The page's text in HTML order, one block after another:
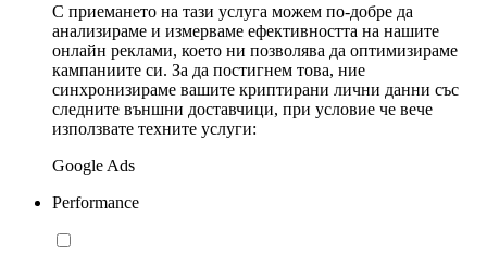
С приемането на тази услуга можем по-добре да
анализираме и измерваме ефективността на нашите
онлайн реклами, което ни позволява да оптимизираме
кампаниите си. За да постигнем това, ние
синхронизираме вашите криптирани лични данни със
следните външни доставчици, при условие че вече
използвате техните услуги:
Google Ads
Performance